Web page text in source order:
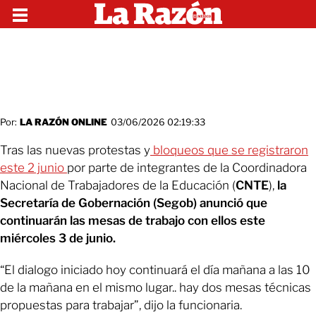
Por: LA RAZÓN ONLINE 03/06/2026 02:19:33
Tras las nuevas protestas y bloqueos que se registraron
este 2 junio por parte de integrantes de la Coordinadora
Nacional de Trabajadores de la Educación (CNTE), la
Secretaría de Gobernación (Segob) anunció que
continuarán las mesas de trabajo con ellos este
miércoles 3 de junio.
“El dialogo iniciado hoy continuará el día mañana a las 10
de la mañana en el mismo lugar.. hay dos mesas técnicas
propuestas para trabajar”, dijo la funcionaria.